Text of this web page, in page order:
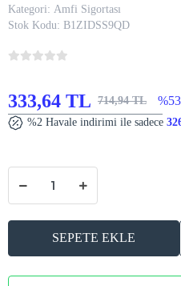
Kategori: Amfi Sigortası
Stok Kodu: B1ZIDSS9QD
333,64 TL 714,94 TL %53
%2 Havale indirimi ile sadece
SEPETE EKLE